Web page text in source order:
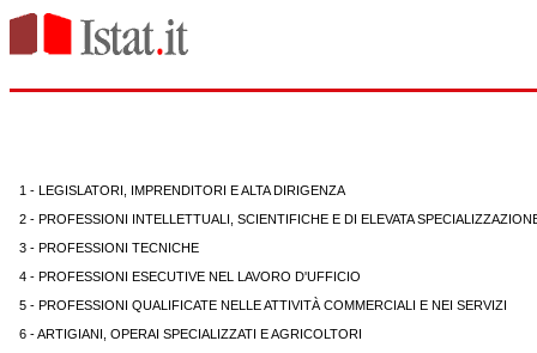
1 - LEGISLATORI, IMPRENDITORI E ALTA DIRIGENZA
2 - PROFESSIONI INTELLETTUALI, SCIENTIFICHE E DI ELEVATA
3 - PROFESSIONI TECNICHE
4 - PROFESSIONI ESECUTIVE NEL LAVORO D'UFFICIO
5 - PROFESSIONI QUALIFICATE NELLE ATTIVITÀ COMMERCIALI E NEI SERVIZI
6 - ARTIGIANI, OPERAI SPECIALIZZATI E AGRICOLTORI